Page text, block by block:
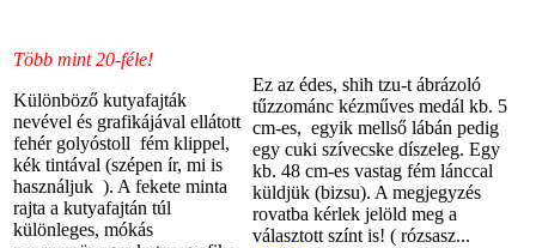
Több mint 20-féle!
Különböző kutyafajták
nevével és grafikájával ellátott
fehér golyóstoll fém klippel,
kék tintával (szépen ír, mi is
használjuk ). A fekete minta
rajta a kutyafajtán túl
különleges, mókás
Ez az édes, shih tzu-t ábrázoló
tűzzománc kézműves medál kb. 5
cm-es, egyik mellső lábán pedig
egy cuki szívecske díszeleg. Egy
kb. 48 cm-es vastag fém lánccal
küldjük (bizsu). A megjegyzés
rovatba kérlek jelöld meg a
választott színt is! ( rózsasz...